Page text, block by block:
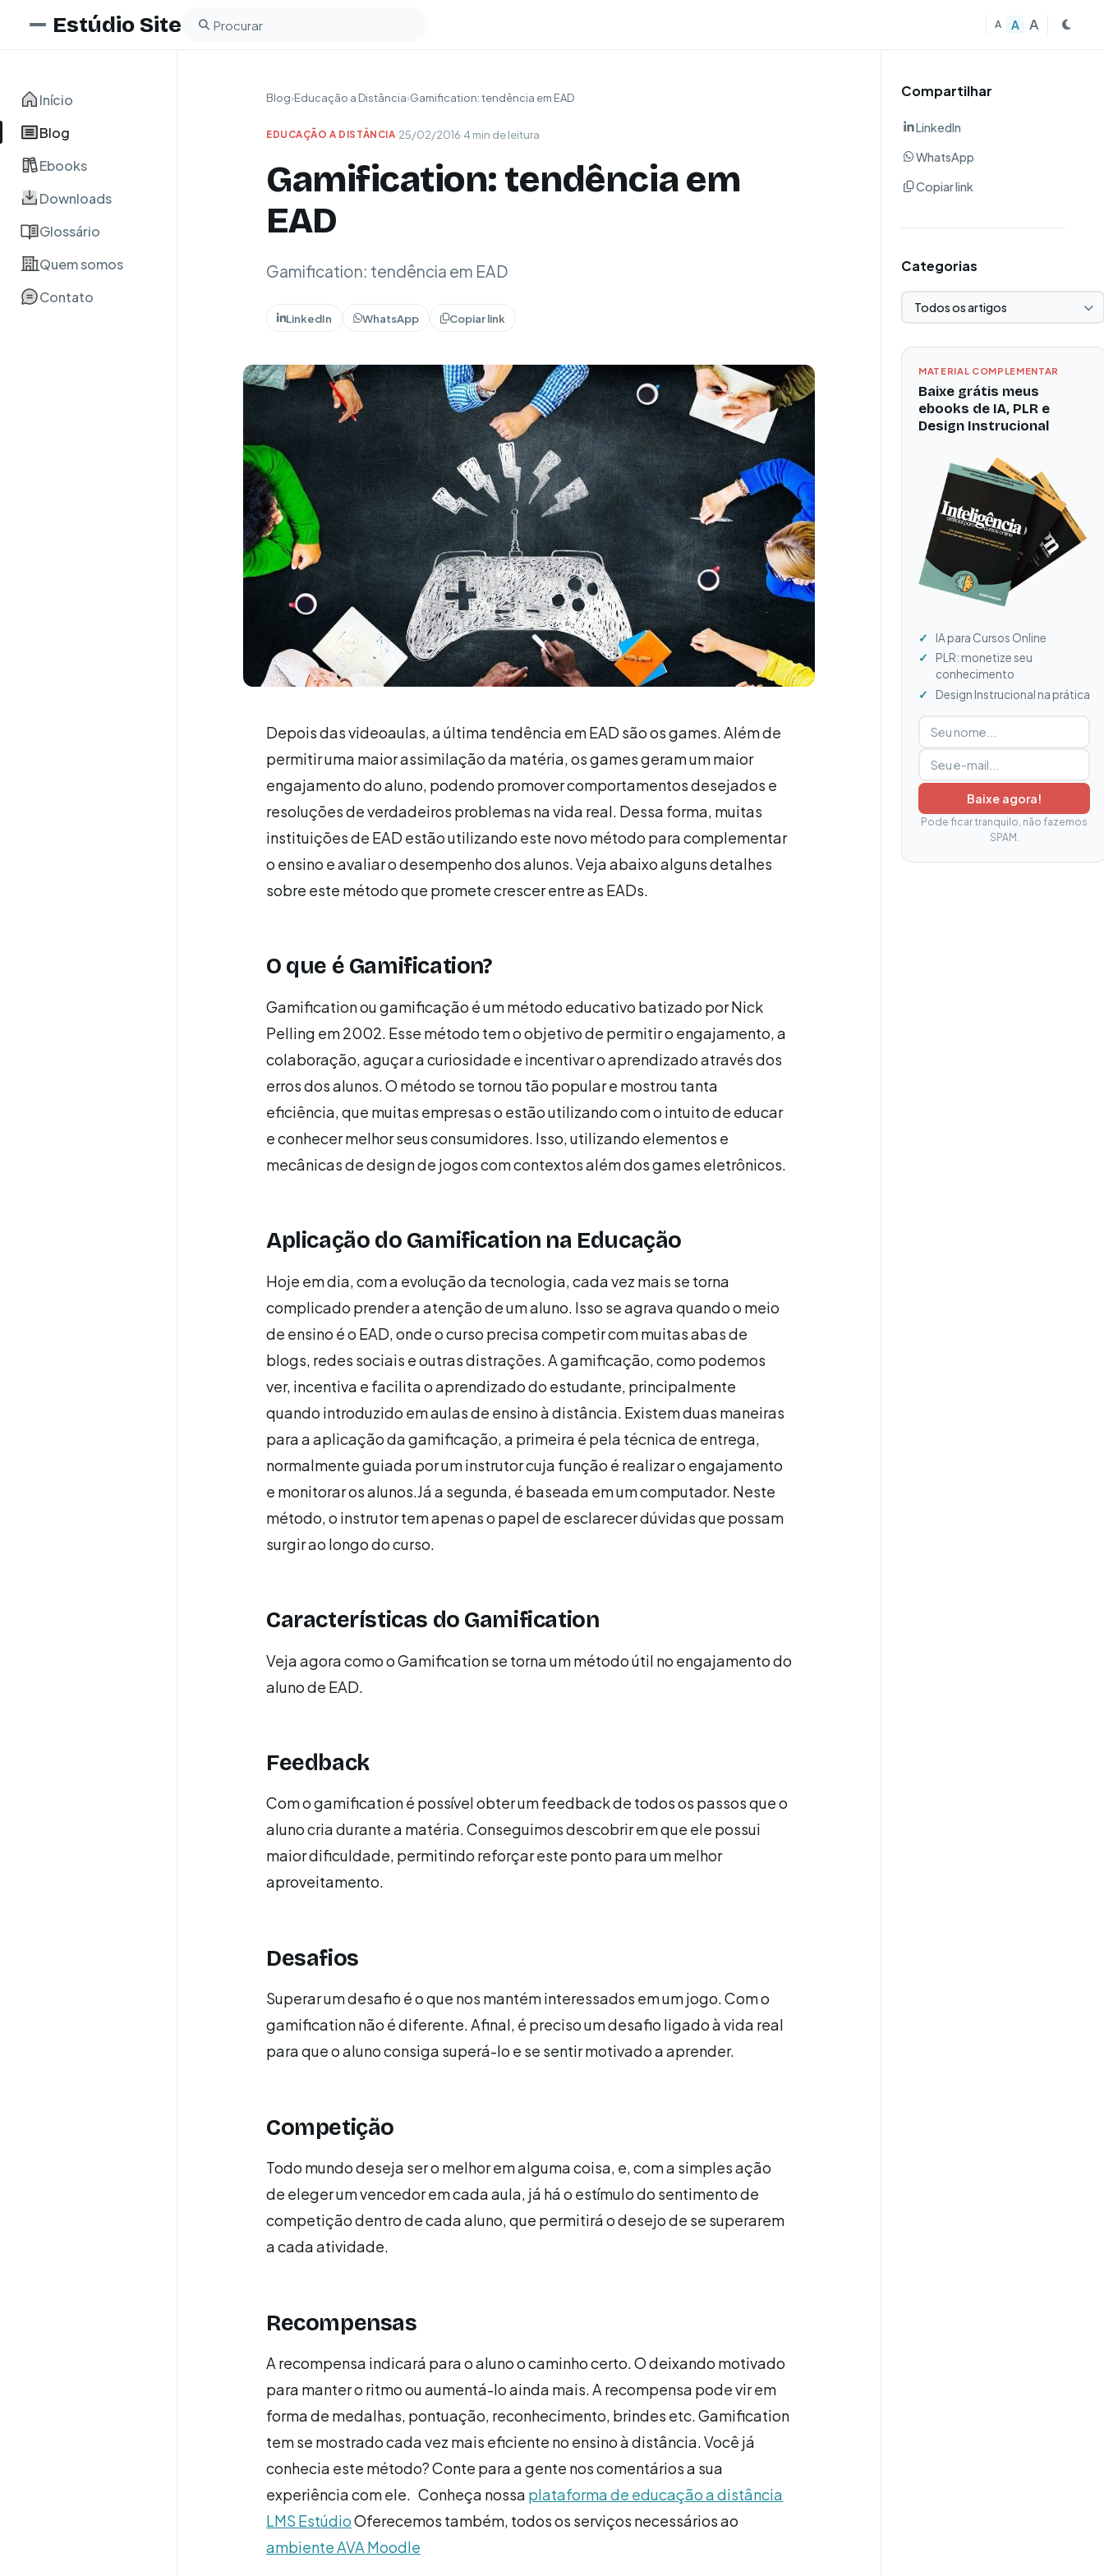
Estúdio Site Buscar no blog
A A A
Início
Blog
Ebooks
Downloads
Glossário
Quem somos
Contato
Blog›Educação a Distância›Gamification: tendência em EAD
EDUCAÇÃO A DISTÂNCIA·25/02/2016·4 min de leitura
Gamification: tendência em
EAD
Gamification: tendência em EAD
LinkedIn WhatsApp Copiar link
Depois das videoaulas, a última tendência em EAD são os games. Além de
permitir uma maior assimilação da matéria, os games geram um maior
engajamento do aluno, podendo promover comportamentos desejados e
resoluções de verdadeiros problemas na vida real. Dessa forma, muitas
instituições de EAD estão utilizando este novo método para complementar
o ensino e avaliar o desempenho dos alunos. Veja abaixo alguns detalhes
sobre este método que promete crescer entre as EADs.
O que é Gamification?
Gamification ou gamificação é um método educativo batizado por Nick
Pelling em 2002. Esse método tem o objetivo de permitir o engajamento, a
colaboração, aguçar a curiosidade e incentivar o aprendizado através dos
erros dos alunos. O método se tornou tão popular e mostrou tanta
eficiência, que muitas empresas o estão utilizando com o intuito de educar
e conhecer melhor seus consumidores. Isso, utilizando elementos e
mecânicas de design de jogos com contextos além dos games eletrônicos.
Aplicação do Gamification na Educação
Hoje em dia, com a evolução da tecnologia, cada vez mais se torna
complicado prender a atenção de um aluno. Isso se agrava quando o meio
de ensino é o EAD, onde o curso precisa competir com muitas abas de
blogs, redes sociais e outras distrações. A gamificação, como podemos
ver, incentiva e facilita o aprendizado do estudante, principalmente
quando introduzido em aulas de ensino à distância. Existem duas maneiras
para a aplicação da gamificação, a primeira é pela técnica de entrega,
normalmente guiada por um instrutor cuja função é realizar o engajamento
e monitorar os alunos.Já a segunda, é baseada em um computador. Neste
método, o instrutor tem apenas o papel de esclarecer dúvidas que possam
surgir ao longo do curso.
Características do Gamification
Veja agora como o Gamification se torna um método útil no engajamento do
aluno de EAD.
Feedback
Com o gamification é possível obter um feedback de todos os passos que o
aluno cria durante a matéria. Conseguimos descobrir em que ele possui
maior dificuldade, permitindo reforçar este ponto para um melhor
aproveitamento.
Desafios
Superar um desafio é o que nos mantém interessados em um jogo. Com o
gamification não é diferente. Afinal, é preciso um desafio ligado à vida real
para que o aluno consiga superá-lo e se sentir motivado a aprender.
Competição
Todo mundo deseja ser o melhor em alguma coisa, e, com a simples ação
de eleger um vencedor em cada aula, já há o estímulo do sentimento de
competição dentro de cada aluno, que permitirá o desejo de se superarem
a cada atividade.
Recompensas
A recompensa indicará para o aluno o caminho certo. O deixando motivado
para manter o ritmo ou aumentá-lo ainda mais. A recompensa pode vir em
forma de medalhas, pontuação, reconhecimento, brindes etc. Gamification
tem se mostrado cada vez mais eficiente no ensino à distância. Você já
conhecia este método? Conte para a gente nos comentários a sua
experiência com ele. Conheça nossa plataforma de educação a distância
LMS EstúdioOferecemos também, todos os serviços necessários ao
ambiente AVA Moodle
Compartilhar
LinkedIn
WhatsApp
Copiar link
Categorias
Selecionar categoria
MATERIAL COMPLEMENTAR
Baixe grátis meus
ebooks de IA, PLR e
Design Instrucional
IA para Cursos Online
PLR: monetize seu
conhecimento
Design Instrucional na prática
Digite seu nome
Digite seu e-mail
Baixe agora!
Pode ficar tranquilo, não fazemos
SPAM.